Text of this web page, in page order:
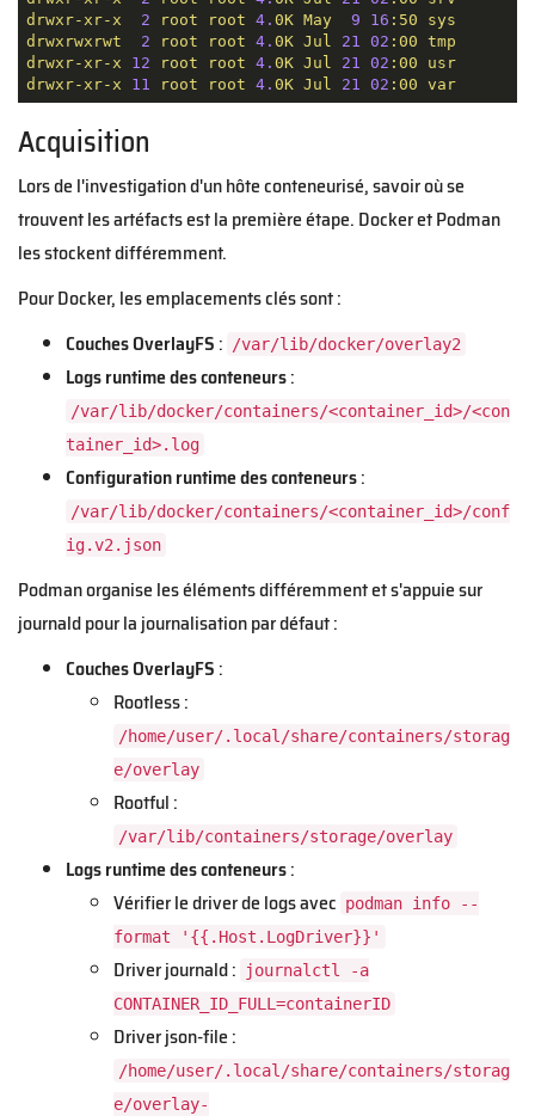
drwxr-xr-x
2 root root 4. 0K May 9 16 :50
sys
drwxrwxrwt
2 root root 4. 0K Jul 21 02 :00 tmp
drwxr-xr-x
12 root root 4. 0K Jul 21 02 :00
usr
drwxr-xr-x
11 root root 4. 0K Jul 21 02 :00 var
Acquisition
Lors de l'investigation d'un hôte conteneurisé, savoir où se
trouvent les artéfacts est la première étape. Docker et Podman
les stockent différemment.
Pour Docker, les emplacements clés sont :
Couches OverlayFS : /var/lib/docker/overlay2
Logs runtime des conteneurs:
/var/lib/docker/containers/<container_id>/<con
tainer_id>.log
Configuration runtime des conteneurs:
/var/lib/docker/containers/<container_id>/conf
ig.v2.json
Podman organise les éléments différemment et s'appuie sur
journald pour la journalisation par défaut :
Couches OverlayFS :
Rootless :
/home/user/.local/share/containers/storag
e/overlay
Rootful :
/var/lib/containers/storage/overlay
Logs runtime des conteneurs:
Vérifier le driver de logs avec podman info --
format '{{.Host.LogDriver}}'
Driver journald :
journalctl -a
CONTAINER_ID_FULL=containerID
Driver json-file :
/home/user/.local/share/containers/storag
e/overlay-